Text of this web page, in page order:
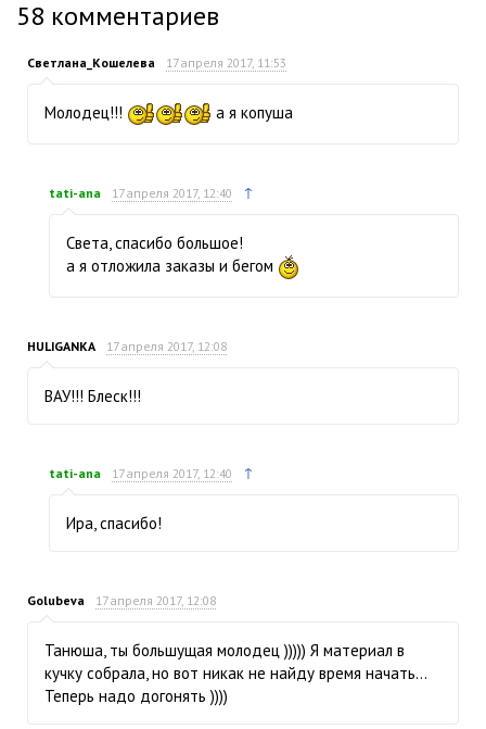
58 комментариев
Светлана_Кошелева 17 апреля 2017, 11:53
Молодец!!! а я копуша
tati-ana 17 апреля 2017, 12:40 ↑
Света, спасибо большое!
а я отложила заказы и бегом
HULIGANKA 17 апреля 2017, 12:08
ВАУ!!! Блеск!!!
tati-ana 17 апреля 2017, 12:40 ↑
Ира, спасибо!
Golubeva 17 апреля 2017, 12:08
Танюша, ты большущая молодец ))))) Я материал в
кучку собрала, но вот никак не найду время начать…
Теперь надо догонять ))))